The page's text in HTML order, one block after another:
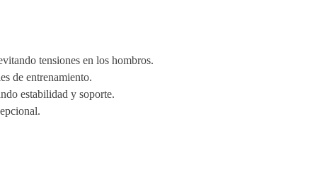
tensiones en los hombros.
de entrenamiento.
estabilidad y soporte.